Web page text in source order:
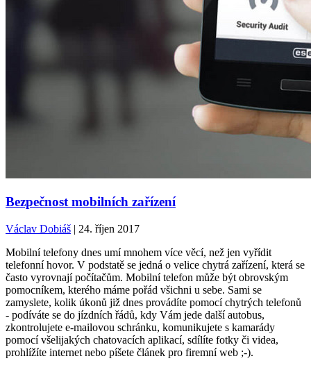
Bezpečnost mobilních zařízení
Václav Dobiáš | 24. říjen 2017
Mobilní telefony dnes umí mnohem více věcí, než jen vyřídit
telefonní hovor. V podstatě se jedná o velice chytrá zařízení, která se
často vyrovnají počítačům. Mobilní telefon může být obrovským
pomocníkem, kterého máme pořád všichni u sebe. Sami se
zamyslete, kolik úkonů již dnes provádíte pomocí chytrých telefonů
- podíváte se do jízdních řádů, kdy Vám jede další autobus,
zkontrolujete e-mailovou schránku, komunikujete s kamarády
pomocí všelijakých chatovacích aplikací, sdílíte fotky či videa,
prohlížíte internet nebo píšete článek pro firemní web ;-).